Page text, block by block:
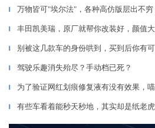
▎ 万物皆可"埃尔法"，各种高仿版层出不穷
▎ 丰田凯美瑞，原厂就帮你改装好，颜值
▎ 别被这几款车的身份哄到，买到后你有
▎ 驾驶乐趣消失殆尽？手动档已死？
▎ 为了验证网红划痕修复液有没有效果，
▎ 有些车看着能秒天秒地，其实却是纸老虎